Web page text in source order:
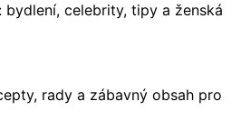
celebrity, tipy a ženská
rady a zábavný obsah pro